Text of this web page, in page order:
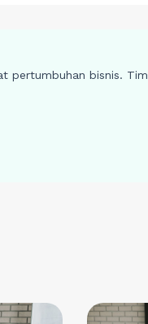
pertumbuhan bisnis. Tim